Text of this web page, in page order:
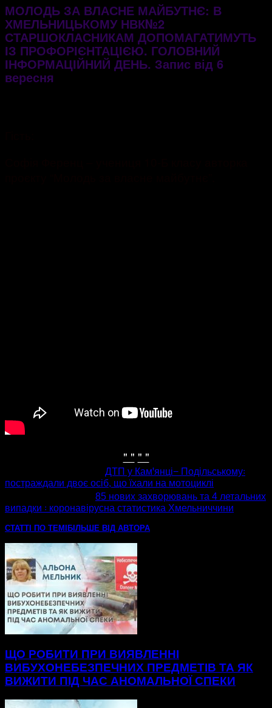
МОЛОДЬ ЗА ВЛАСНЕ МАЙБУТНЄ: В
ХМЕЛЬНИЦЬКОМУ НВК№2
СТАРШОКЛАСНИКАМ ДОПОМАГАТИМУТЬ
ІЗ ПРОФОРІЄНТАЦІЄЮ. ГОЛОВНИЙ
ІНФОРМАЦІЙНИЙ ДЕНЬ. Запис від 6
вересня
" " " "
ДТП у Камꞌянці− Подільському꞉
постраждали двоє осіб, що їхали на мотоциклі
85 нових захворювань та 4 летальних
випадки ꞉ коронавірусна статистика Хмельниччини
СТАТТІ ПО ТЕМІ БІЛЬШЕ ВІД АВТОРА
ЩО РОБИТИ ПРИ ВИЯВЛЕННІ
ВИБУХОНЕБЕЗПЕЧНИХ ПРЕДМЕТІВ ТА ЯК
ВИЖИТИ ПІД ЧАС АНОМАЛЬНОЇ СПЕКИ